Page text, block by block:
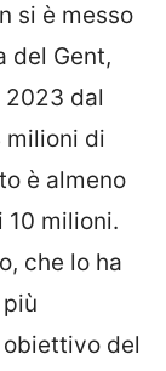
si è messo
del Gent,
2023 dal
milioni di
è almeno
10 milioni.
che lo ha
del